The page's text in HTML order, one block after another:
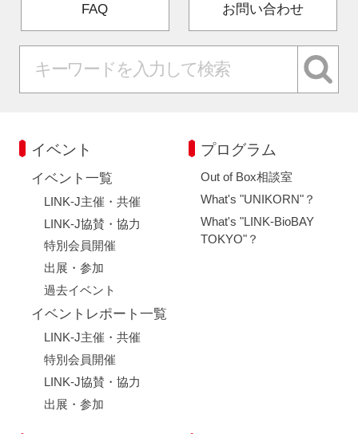
FAQ お問い合わせ
イベント
イベント一覧
LINK-J主催・共催
LINK-J協賛・協力
特別会員開催
出展・参加
過去イベント
イベントレポート一覧
LINK-J主催・共催
特別会員開催
LINK-J協賛・協力
出展・参加
プログラム
Out of Box相談室
What's "UNIKORN"？
What's "LINK-BioBAY
TOKYO"？